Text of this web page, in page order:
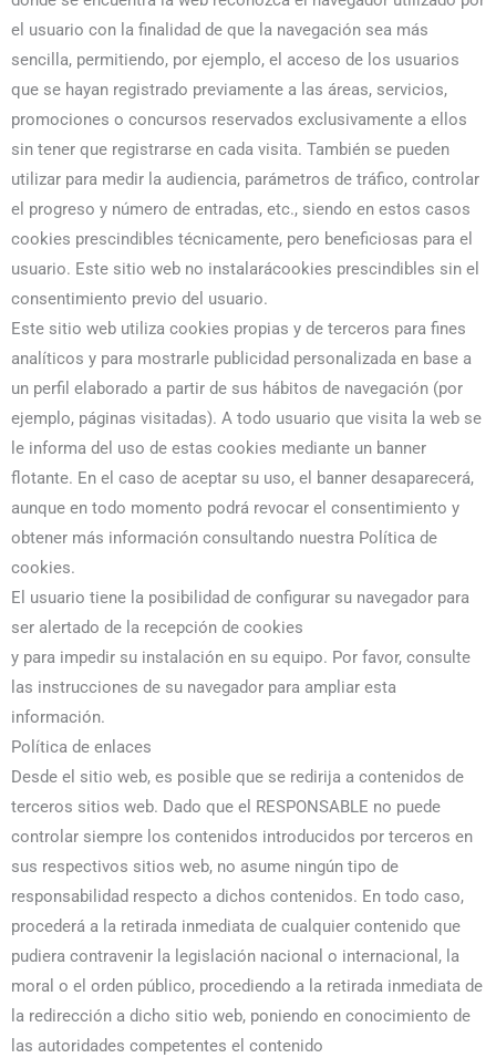
el usuario con la finalidad de que la navegación sea más
sencilla, permitiendo, por ejemplo, el acceso de los usuarios
que se hayan registrado previamente a las áreas, servicios,
promociones o concursos reservados exclusivamente a ellos
sin tener que registrarse en cada visita. También se pueden
utilizar para medir la audiencia, parámetros de tráfico, controlar
el progreso y número de entradas, etc., siendo en estos casos
cookies prescindibles técnicamente, pero beneficiosas para el
usuario. Este sitio web no instalarácookies prescindibles sin el
consentimiento previo del usuario.
Este sitio web utiliza cookies propias y de terceros para fines
analíticos y para mostrarle publicidad personalizada en base a
un perfil elaborado a partir de sus hábitos de navegación (por
ejemplo, páginas visitadas). A todo usuario que visita la web se
le informa del uso de estas cookies mediante un banner
flotante. En el caso de aceptar su uso, el banner desaparecerá,
aunque en todo momento podrá revocar el consentimiento y
obtener más información consultando nuestra Política de
cookies.
El usuario tiene la posibilidad de configurar su navegador para
ser alertado de la recepción de cookies
y para impedir su instalación en su equipo. Por favor, consulte
las instrucciones de su navegador para ampliar esta
información.
Política de enlaces
Desde el sitio web, es posible que se redirija a contenidos de
terceros sitios web. Dado que el RESPONSABLE no puede
controlar siempre los contenidos introducidos por terceros en
sus respectivos sitios web, no asume ningún tipo de
responsabilidad respecto a dichos contenidos. En todo caso,
procederá a la retirada inmediata de cualquier contenido que
pudiera contravenir la legislación nacional o internacional, la
moral o el orden público, procediendo a la retirada inmediata de
la redirección a dicho sitio web, poniendo en conocimiento de
las autoridades competentes el contenido